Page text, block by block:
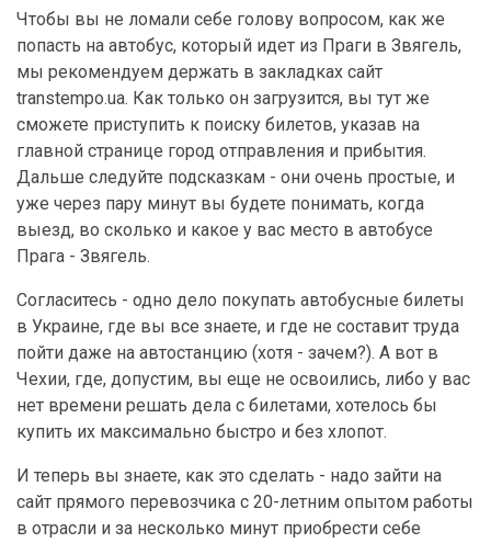
Чтобы вы не ломали себе голову вопросом, как же
попасть на автобус, который идет из Праги в Звягель,
мы рекомендуем держать в закладках сайт
transtempo.ua. Как только он загрузится, вы тут же
сможете приступить к поиску билетов, указав на
главной странице город отправления и прибытия.
Дальше следуйте подсказкам - они очень простые, и
уже через пару минут вы будете понимать, когда
выезд, во сколько и какое у вас место в автобусе
Прага - Звягель.
Согласитесь - одно дело покупать автобусные билеты
в Украине, где вы все знаете, и где не составит труда
пойти даже на автостанцию (хотя - зачем?). А вот в
Чехии, где, допустим, вы еще не освоились, либо у вас
нет времени решать дела с билетами, хотелось бы
купить их максимально быстро и без хлопот.
И теперь вы знаете, как это сделать - надо зайти на
сайт прямого перевозчика с 20-летним опытом работы
в отрасли и за несколько минут приобрести себе